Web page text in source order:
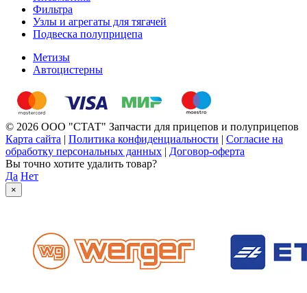
Фильтра
Узлы и агрегаты для тягачей
Подвеска полуприцепа
Метизы
Автоцистерны
© 2026 ООО "СТАТ" Запчасти для прицепов и полуприцепов
Карта сайта | Политика конфиденциальности | Согласие на
обработку персональных данных | Договор-оферта
Вы точно хотите удалить товар?
Да Нет
×